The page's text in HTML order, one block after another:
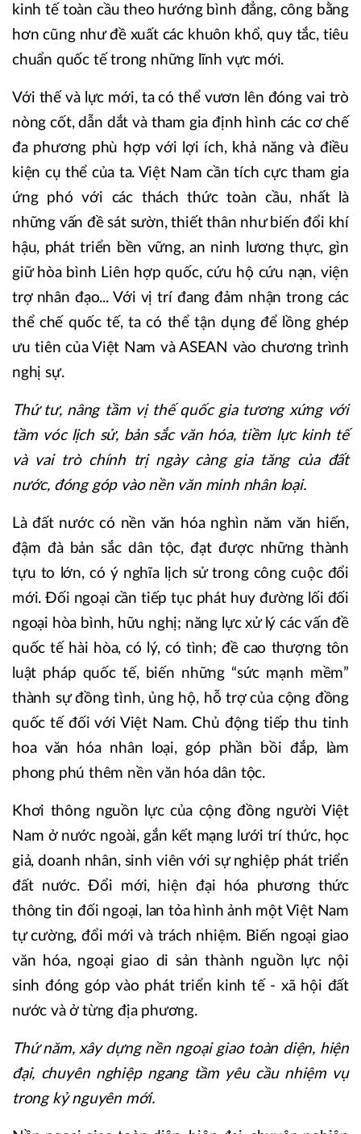
kinh tế toàn cầu theo hướng bình đẳng, công bằng
hơn cũng như đề xuất các khuôn khổ, quy tắc, tiêu
chuẩn quốc tế trong những lĩnh vực mới.
Với thế và lực mới, ta có thể vươn lên đóng vai trò
nòng cốt, dẫn dắt và tham gia định hình các cơ chế
đa phương phù hợp với lợi ích, khả năng và điều
kiện cụ thể của ta. Việt Nam cần tích cực tham gia
ứng phó với các thách thức toàn cầu, nhất là
những vấn đề sát sườn, thiết thân như biến đổi khí
hậu, phát triển bền vững, an ninh lương thực, gìn
giữ hòa bình Liên hợp quốc, cứu hộ cứu nạn, viện
trợ nhân đạo... Với vị trí đang đảm nhận trong các
thể chế quốc tế, ta có thể tận dụng để lồng ghép
ưu tiên của Việt Nam và ASEAN vào chương trình
nghị sự.
Thứ tư, nâng tầm vị thế quốc gia tương xứng với
tầm vóc lịch sử, bản sắc văn hóa, tiềm lực kinh tế
và vai trò chính trị ngày càng gia tăng của đất
nước, đóng góp vào nền văn minh nhân loại.
Là đất nước có nền văn hóa nghìn năm văn hiến,
đậm đà bản sắc dân tộc, đạt được những thành
tựu to lớn, có ý nghĩa lịch sử trong công cuộc đổi
mới. Đối ngoại cần tiếp tục phát huy đường lối đối
ngoại hòa bình, hữu nghị; năng lực xử lý các vấn đề
quốc tế hài hòa, có lý, có tình; đề cao thượng tôn
luật pháp quốc tế, biến những “sức mạnh mềm”
thành sự đồng tình, ủng hộ, hỗ trợ của cộng đồng
quốc tế đối với Việt Nam. Chủ động tiếp thu tinh
hoa văn hóa nhân loại, góp phần bồi đắp, làm
phong phú thêm nền văn hóa dân tộc.
Khơi thông nguồn lực của cộng đồng người Việt
Nam ở nước ngoài, gắn kết mạng lưới trí thức, học
giả, doanh nhân, sinh viên với sự nghiệp phát triển
đất nước. Đổi mới, hiện đại hóa phương thức
thông tin đối ngoại, lan tỏa hình ảnh một Việt Nam
tự cường, đổi mới và trách nhiệm. Biến ngoại giao
văn hóa, ngoại giao di sản thành nguồn lực nội
sinh đóng góp vào phát triển kinh tế - xã hội đất
nước và ở từng địa phương.
Thứ năm, xây dựng nền ngoại giao toàn diện, hiện
đại, chuyên nghiệp ngang tầm yêu cầu nhiệm vụ
trong kỷ nguyên mới.